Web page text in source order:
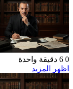
0
دقيقة واحدة
اظهر المزيد